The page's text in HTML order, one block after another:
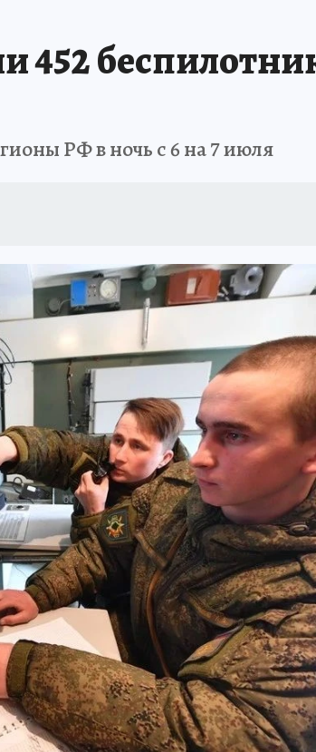
452
РФ в ночь с 6 на 7 июля